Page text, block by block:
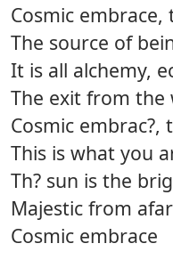
Cosmic
The source of
It is all alchemy,
The exit from the
Cosmic embrac?,
This is what you
Th? sun is the
Majestic from afar
Cosmic embrace